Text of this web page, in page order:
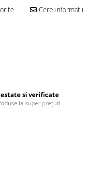
Cere informatii
si verificate
la super prețuri